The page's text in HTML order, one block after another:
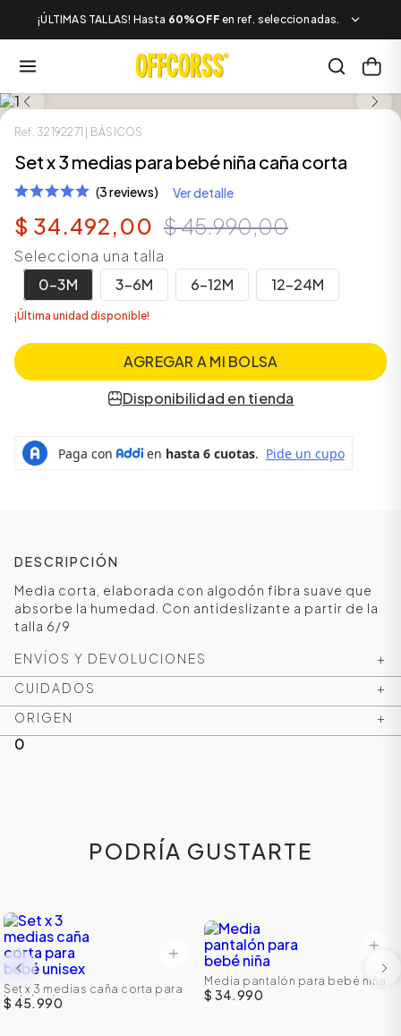
¡ÚLTIMAS TALLAS! Hasta 60%OFF en ref. seleccionadas.
LOOK COMPLETO
Ref. 32192271 | BÁSICOS
Set x 3 medias para bebé niña caña corta
(3 reviews) Ver detalle
$ 34.492,00 $45.990,00
Selecciona una talla
0-3M
3-6M 6-12M 12-24M
¡Última unidad disponible!
AGREGAR A MI BOLSA
Disponibilidad en tienda
DESCRIPCIÓN
Media corta, elaborada con algodón fibra suave que
absorbe la humedad. Con antideslizante a partir de la
talla 6/9
ENVÍOS Y DEVOLUCIONES
+
CUIDADOS
+
ORIGEN
+
0
PODRÍA GUSTARTE
Set x 3 medias caña corta para
bebé unisex
$ 45.990
Media pantalón para bebé niña
$ 34.990